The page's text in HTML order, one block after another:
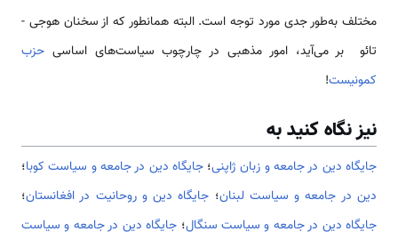
مختلف به­‌طور جدی مورد توجه است. البته همانطور که از سخنان هوجی ­
تائو بر می­‌آید، امور مذهبی در چارچوب سیاست­‌های اساسی حزب
کمونیست!
نیز نگاه کنید به
جایگاه دین در جامعه و زبان ژاپنی؛جایگاه دین در جامعه و سیاست کوبا؛
دين در جامعه و سياست لبنان؛ جایگاه دین و روحانیت در افغانستان؛
جایگاه دین در جامعه و سیاست سنگال؛ جایگاه دین در جامعه و سیاست